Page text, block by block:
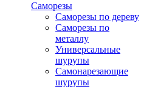
Саморезы
Саморезы по дереву
Саморезы по
металлу
Универсальные
шурупы
Самонарезающие
шурупы